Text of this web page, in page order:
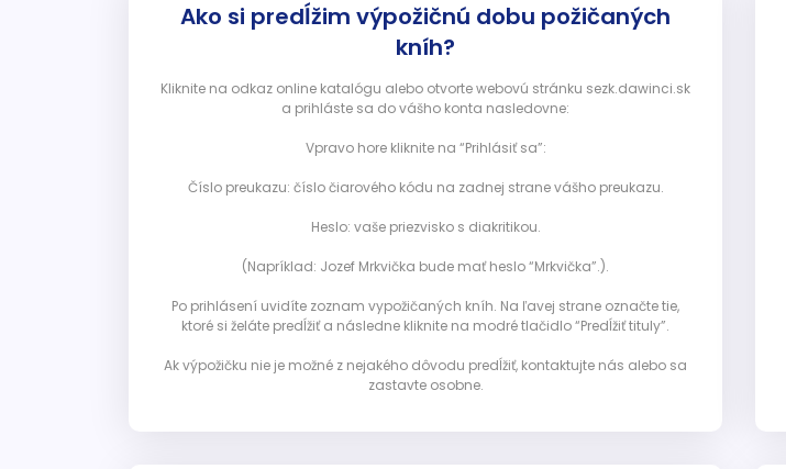
Ako si predĺžim výpožičnú dobu požičaných
kníh?
Kliknite na odkaz online katalógu alebo otvorte webovú stránku sezk.dawinci.sk
a prihláste sa do vášho konta nasledovne:
Vpravo hore kliknite na “Prihlásiť sa”:
Číslo preukazu: číslo čiarového kódu na zadnej strane vášho preukazu.
Heslo: vaše priezvisko s diakritikou.
(Napríklad: Jozef Mrkvička bude mať heslo “Mrkvička”.).
Po prihlásení uvidíte zoznam vypožičaných kníh. Na ľavej strane označte tie,
ktoré si želáte predĺžiť a následne kliknite na modré tlačidlo “Predĺžiť tituly”.
Ak výpožičku nie je možné z nejakého dôvodu predĺžiť, kontaktujte nás alebo sa
zastavte osobne.